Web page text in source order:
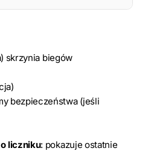
skrzynia biegów
bezpieczeństwa (jeśli
liczniku: pokazuje ostatnie